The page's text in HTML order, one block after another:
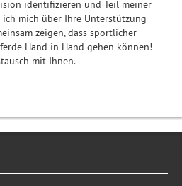
identifizieren und Teil meiner
ich mich über Ihre Unterstützung
zeigen, dass sportlicher
Hand in Hand gehen können!
mit Ihnen.